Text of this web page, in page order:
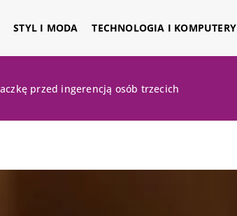
STYL I MODA TECHNOLOGIA I KOMPUTERY
przed ingerencją osób trzecich